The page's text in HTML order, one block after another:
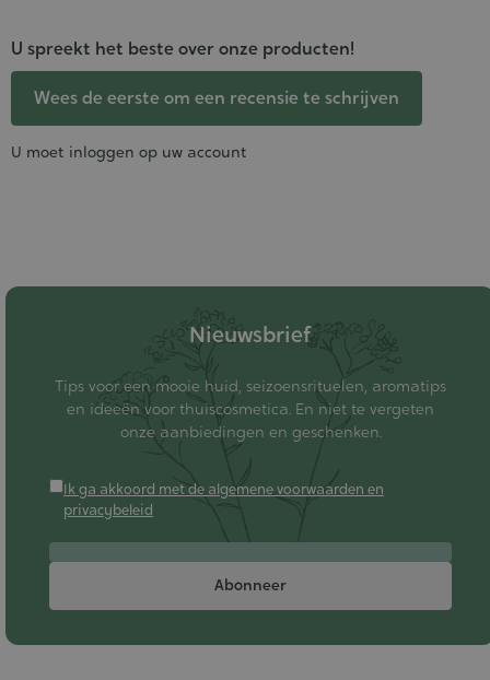
U spreekt het beste over onze producten!
Wees de eerste om een recensie te schrijven
U moet inloggen op uw account
Nieuwsbrief
Tips voor een mooie huid, seizoensrituelen, aromatips
en ideeën voor thuiscosmetica. En niet te vergeten
onze aanbiedingen en geschenken.
Ik ga akkoord met de algemene voorwaarden en
privacybeleid
Abonneer